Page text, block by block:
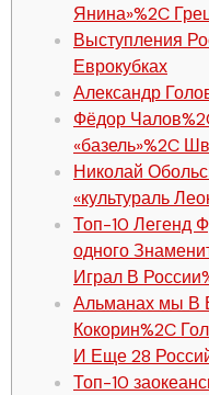
Янина»%2C
Выступления
Еврокубках
Александр
Фёдор
«базель»%2C
Николай
«культураль
Топ-10 Легенд
одного
Играл В
Альманах мы В
Кокорин%2C
И Еще 28
Топ-10